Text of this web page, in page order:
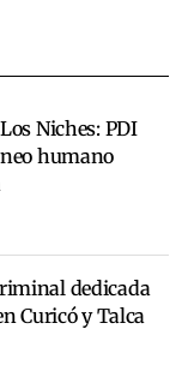
Niches: PDI
humano
dedicada
Curicó y Talca